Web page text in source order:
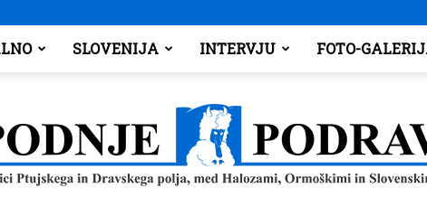
SLOVENIJA INTERVJU FOTO-